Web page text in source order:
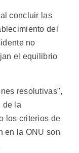
concluir las
del
no
el equilibrio
resolutivas",
de la
los criterios de
en la ONU son